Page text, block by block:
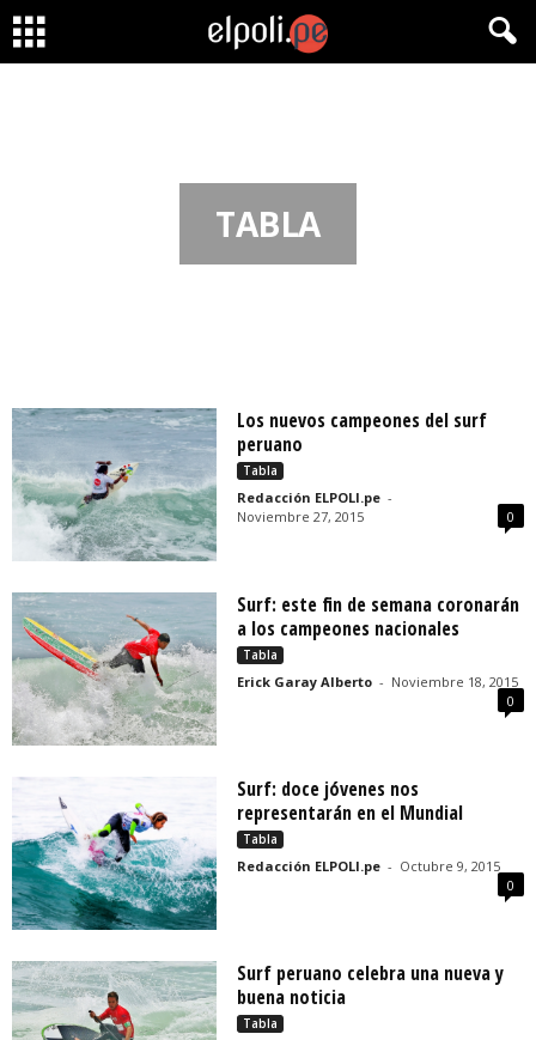
TABLA
Los nuevos campeones del surf
peruano
Tabla
Redacción ELPOLI.pe -
Noviembre 27, 2015
0
Surf: este fin de semana coronarán
a los campeones nacionales
Tabla
Erick Garay Alberto - Noviembre 18, 2015
0
Surf: doce jóvenes nos
representarán en el Mundial
Tabla
Redacción ELPOLI.pe - Octubre 9, 2015
0
Surf peruano celebra una nueva y
buena noticia
Tabla